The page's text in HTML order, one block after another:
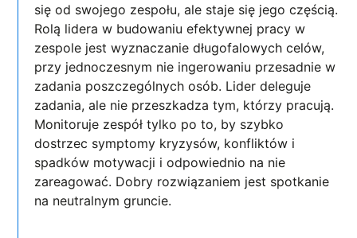
się od swojego zespołu, ale staje się jego częścią.
Rolą lidera w budowaniu efektywnej pracy w
zespole jest wyznaczanie długofalowych celów,
przy jednoczesnym nie ingerowaniu przesadnie w
zadania poszczególnych osób. Lider deleguje
zadania, ale nie przeszkadza tym, którzy pracują.
Monitoruje zespół tylko po to, by szybko
dostrzec symptomy kryzysów, konfliktów i
spadków motywacji i odpowiednio na nie
zareagować. Dobry rozwiązaniem jest spotkanie
na neutralnym gruncie.